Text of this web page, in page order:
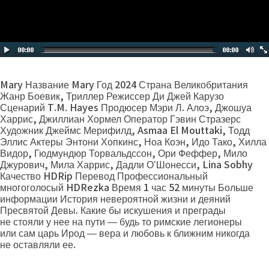
Mary Название Mary Год 2024 Страна Великобритания
Жанр Боевик, Триллер Режиссер Ди Джей Карузо
Сценарий T.M. Hayes Продюсер Мэри Л. Алоэ, Джошуа
Харрис, Джиллиан Хормел Оператор Гэвин Стразерс
Художник Джеймс Мерифилд, Asmaa El Mouttaki, Тодд
Эллис Актеры Энтони Хопкинс, Ноа Коэн, Идо Тако, Хилла
Видор, Гюдмундюр Торвальдссон, Ори Феффер, Мило
Джурович, Мила Харрис, Дадли О’Шонесси, Lina Sobhy
Качество HDRip Перевод Профессиональный
многоголосый HDRezka Время 1 час 52 минуты Больше
информации История невероятной жизни и деяний
Пресвятой Девы. Какие бы искушения и преграды
не стояли у нее на пути — будь то римские легионеры
или сам царь Ирод — вера и любовь к ближним никогда
не оставляли ее.